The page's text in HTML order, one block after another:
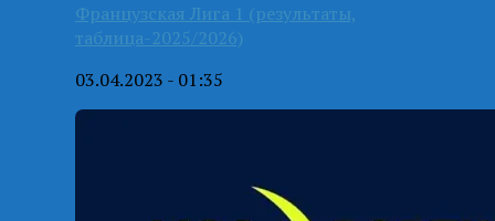
Французская Лига 1 (результаты,
таблица-2025/2026)
03.04.2023 - 01:35